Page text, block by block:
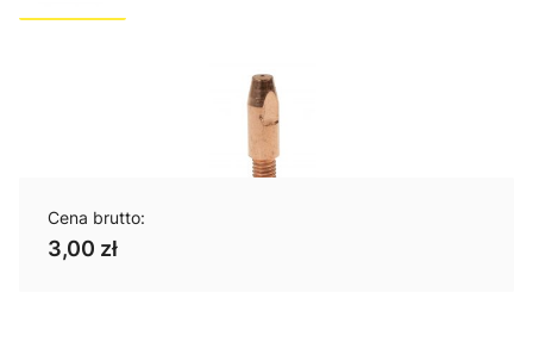
Końcówka prądowe do uchwytu
MB25/36 FI 1,2 / 1szt.
Cena brutto:
3,00 zł